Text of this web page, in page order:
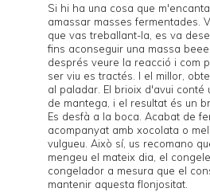
Si hi ha una cosa que
amassar masses fermentades.
que vas treballant-la, es va
fins aconseguir una massa
després veure la reacció i com
ser viu es tractés. I el millor,
al paladar. El brioix d'avui conté
de mantega, i el resultat és un
Es desfà a la boca. Acabat de
acompanyat amb xocolata o
vulgueu. Això sí, us recomano
mengeu el mateix dia, el
congelador a mesura que el
mantenir aquesta flonjositat.